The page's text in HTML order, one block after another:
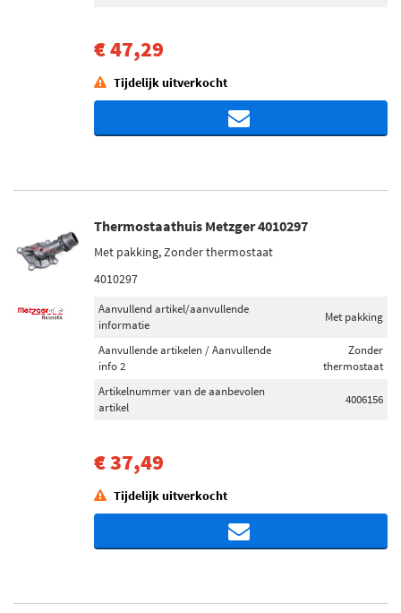
€ 47,29
Tijdelijk uitverkocht
Thermostaathuis Metzger 4010297
Met pakking, Zonder thermostaat
4010297
Aanvullend artikel/aanvullende
informatie
Met pakking
Aanvullende artikelen / Aanvullende
info 2
Zonder
thermostaat
Artikelnummer van de aanbevolen
artikel
4006156
€ 37,49
Tijdelijk uitverkocht